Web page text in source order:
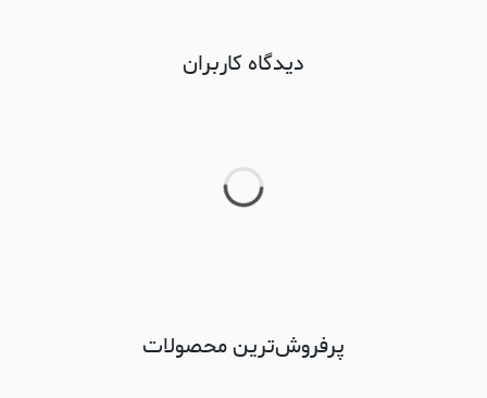
دیدگاه کاربران
پرفروش‌ترین محصولات